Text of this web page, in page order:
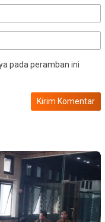
pada peramban ini